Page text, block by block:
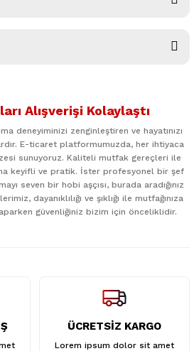
veya görüntülenemiyor.
bulunuyor.
daha pahalı.
Alışverişi Kolaylaştı
deneyiminizi zenginleştiren ve hayatınızı
E-ticaret platformumuzda, her ihtiyaca
sunuyoruz. Kaliteli mutfak gereçleri ile
keyifli ve pratik. İster profesyonel bir şef
seven bir hobi aşçısı, burada aradığınız
dayanıklılığı ve şıklığı ile mutfağınıza
güvenliğiniz bizim için önceliklidir.
ÜCRETSİZ KARGO
Lorem ipsum dolor sit amet